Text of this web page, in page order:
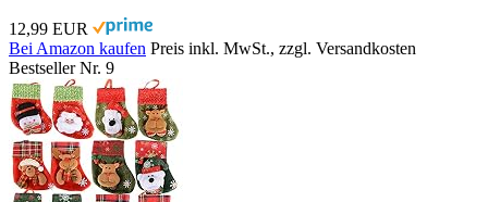
12,99 EUR
Bei Amazon kaufen Preis inkl. MwSt., zzgl. Versandkosten
Bestseller Nr. 9